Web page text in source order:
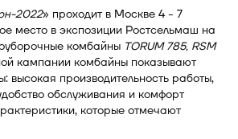
2022» проходит в Москве 4 - 7
место в экспозиции Ростсельмаш на
комбайны TORUM 785, RSM
кампании комбайны показывают
высокая производительность работы,
обслуживания и комфорт
которые отмечают